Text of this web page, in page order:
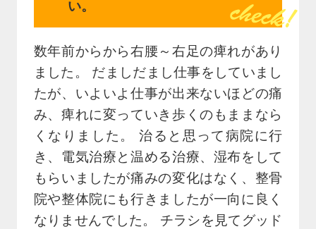
い。
数年前からから右腰～右足の痺れがあり
ました。 だましだまし仕事をしていまし
たが、いよいよ仕事が出来ないほどの痛
み、痺れに変っていき歩くのもままなら
くなりました。 治ると思って病院に行
き、電気治療と温める治療、湿布をして
もらいましたが痛みの変化はなく、整骨
院や整体院にも行きましたが一向に良く
なりませんでした。 チラシを見てグッド